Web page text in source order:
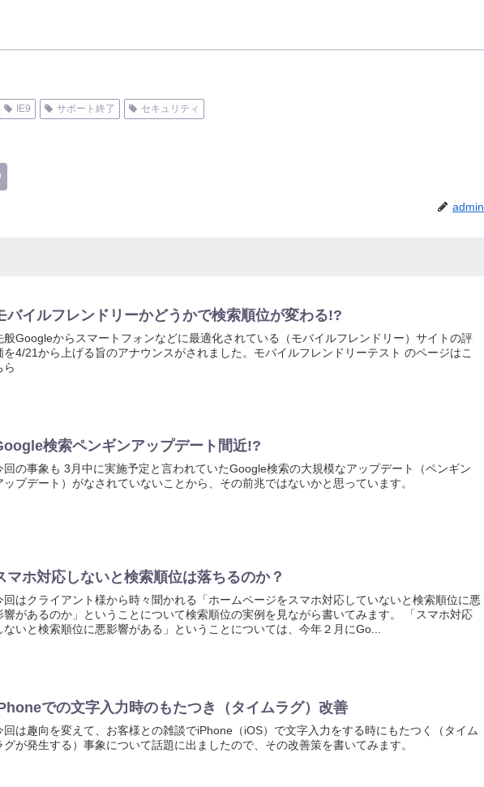
IE9 サポート終了 セキュリティ
admin
バイルフレンドリーかどうかで検索順位が変わる!?
般Googleからスマートフォンなどに最適化されている（モバイルフレンドリー）サイトの評
を4/21から上げる旨のアナウンスがされました。モバイルフレンドリーテスト のページはこ
ら
検索ペンギンアップデート間近!?
回の事象も 3月中に実施予定と言われていたGoogle検索の大規模なアップデート（ペンギン
ップデート）がなされていないことから、その前兆ではないかと思っています。
マホ対応しないと検索順位は落ちるのか？
回はクライアント様から時々聞かれる「ホームページをスマホ対応していないと検索順位に悪
響があるのか」ということについて検索順位の実例を見ながら書いてみます。 「スマホ対応
ないと検索順位に悪影響がある」ということについては、今年２月にGo...
での文字入力時のもたつき（タイムラグ）改善
回は趣向を変えて、お客様との雑談でiPhone（iOS）で文字入力をする時にもたつく（タイム
グが発生する）事象について話題に出ましたので、その改善策を書いてみます。